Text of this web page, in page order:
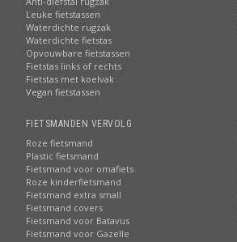
Leuke fietstassen
Waterdichte rugzak
Waterdichte fietstas
Opvouwbare fietstassen
Fietstas links of rechts
Fietstas met koelvak
Vegan fietstassen
FIETSMANDEN VERVOLG
Roze fietsmand
Plastic fietsmand
Fietsmand voor omafiets
Roze kinderfietsmand
Fietsmand extra small
Fietsmand covers
Fietsmand voor Batavus
Fietsmand voor Gazelle